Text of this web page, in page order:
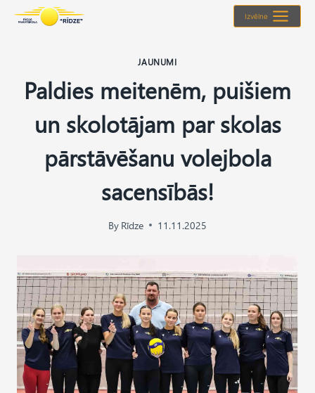
Izvēlne
JAUNUMI
Paldies meitenēm, puišiem
un skolotājam par skolas
pārstāvēšanu volejbola
sacensībās!
By Rīdze 11.11.2025